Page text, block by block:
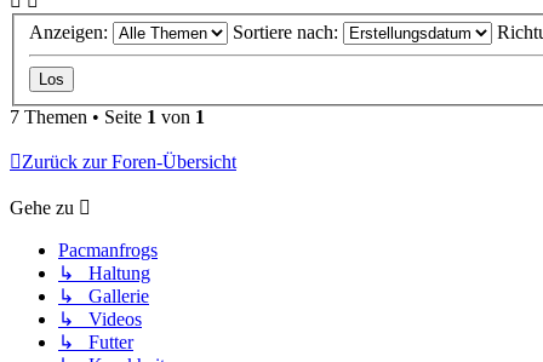
Anzeigen: Sortiere nach:
7 Themen • Seite 1 von 1
Zurück zur Foren-Übersicht
Gehe zu
Pacmanfrogs
↳ Haltung
↳ Gallerie
↳ Videos
↳ Futter